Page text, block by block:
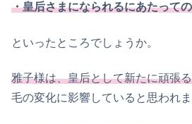
・皇后さまになられるにあたって
といったところでしょうか。
雅子様は、皇后として新たに頑張
毛の変化に影響していると思われま